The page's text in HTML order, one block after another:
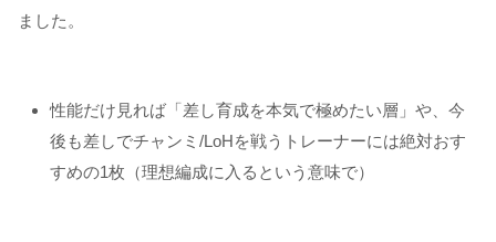
ました。
性能だけ見れば「差し育成を本気で極めたい層」や、今
後も差しでチャンミ/LoHを戦うトレーナーには絶対おす
すめの1枚（理想編成に入るという意味で）